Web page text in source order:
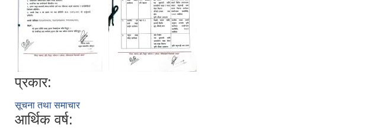
प्रकार:
सूचना तथा समाचार
आर्थिक वर्ष: